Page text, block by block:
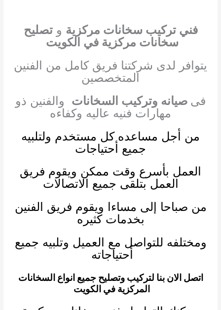
فني تركيب سخانات مركزية وتصليح
سخانات مركزية في الكويت
يتوافر لدى شركتنا فريق كامل من الفنين
المتخصصين
فى صيانه وتركيب السخانات والفنين ذو
مهارات فنيه عاليه وكفاءه
من أجل مساعده كل مستخدم ولتلبيه
جميع أحتياجات
العمل بأسرع وقت ممكن ويقوم فريق
العمل بتلقى جميع الاتصالات
من صباحا إلى مساءا ويقوم فريق الفنين
بخدمات كثيره
ومختلفه للتواصل مع العميل وتلبيه جميع
أحتياجاته
اتصل الان بنا لتركيب وتصليح جميع انواع السخانات
المركزية في الكويت